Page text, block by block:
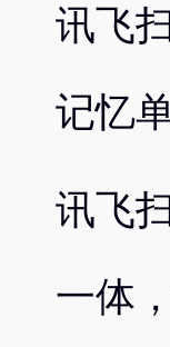
讯飞
记忆
讯飞
一体